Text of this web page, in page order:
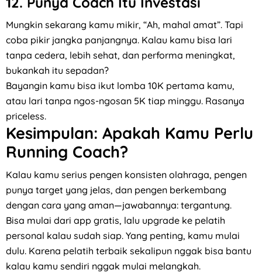
Mungkin sekarang kamu mikir, “Ah, mahal amat”. Tapi
coba pikir jangka panjangnya. Kalau kamu bisa lari
tanpa cedera, lebih sehat, dan performa meningkat,
bukankah itu sepadan?
Bayangin kamu bisa ikut lomba 10K pertama kamu,
atau lari tanpa ngos-ngosan 5K tiap minggu. Rasanya
priceless.
Kesimpulan: Apakah Kamu Perlu
Running Coach?
Kalau kamu serius pengen konsisten olahraga, pengen
punya target yang jelas, dan pengen berkembang
dengan cara yang aman—jawabannya: tergantung.
Bisa mulai dari app gratis, lalu upgrade ke pelatih
personal kalau sudah siap. Yang penting, kamu mulai
dulu. Karena pelatih terbaik sekalipun nggak bisa bantu
kalau kamu sendiri nggak mulai melangkah.